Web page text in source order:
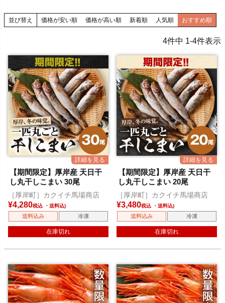
並び替え 価格が安い順 価格が高い順 新着順 人気順 おすすめ順
4件中 1-4件表示
【期間限定】厚岸産 天日干
し丸干しこまい 30尾
［厚岸町］カクイチ馬場商店
¥4,280税込
送料込み 冷凍
在庫切れ
【期間限定】厚岸産 天日干
し丸干しこまい 20尾
［厚岸町］カクイチ馬場商店
¥3,480税込
送料込み 冷凍
在庫切れ